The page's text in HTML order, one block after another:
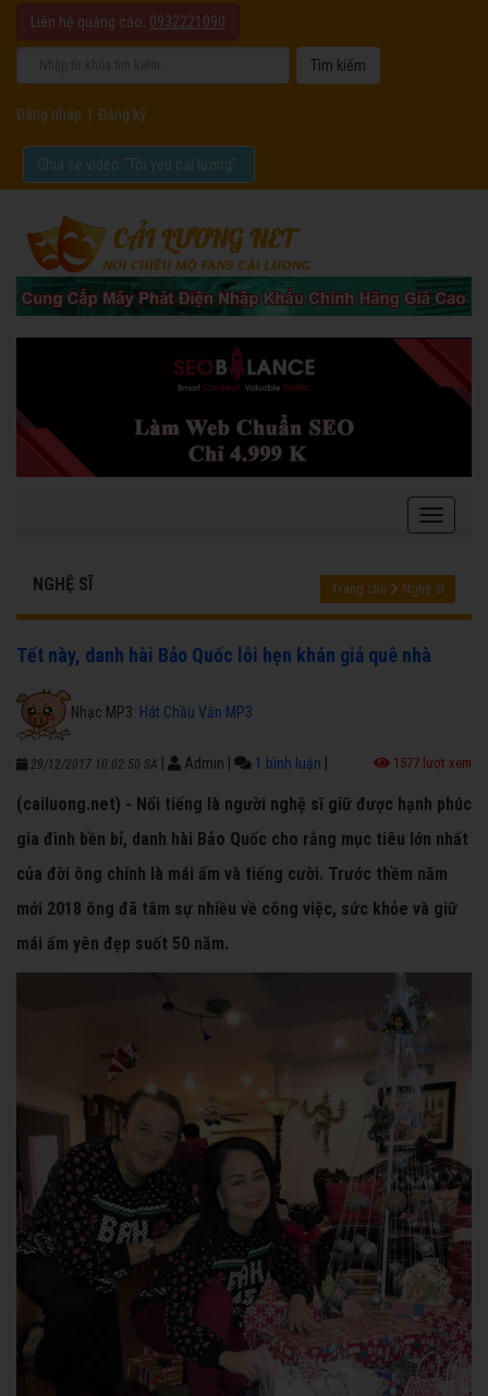
Liên hệ quảng cáo: 0932221090
Đăng nhập Đăng ký
Chia sẻ video "Tôi yêu cải lương".
NGHỆ SĨ Trang chủ Nghệ sĩ
Tết này, danh hài Bảo Quốc lỗi hẹn khán giả quê nhà
Nhạc MP3: Hát Chầu Văn MP3
29/12/2017 10:02:50 SA Admin 1 bình luận 1577 lượt xem
(cailuong.net) - Nổi tiếng là người nghệ sĩ giữ được hạnh phúc
gia đình bền bỉ, danh hài Bảo Quốc cho rằng mục tiêu lớn nhất
của đời ông chính là mái ấm và tiếng cười. Trước thềm năm
mới 2018 ông đã tâm sự nhiều về công việc, sức khỏe và giữ
mái ấm yên đẹp suốt 50 năm.